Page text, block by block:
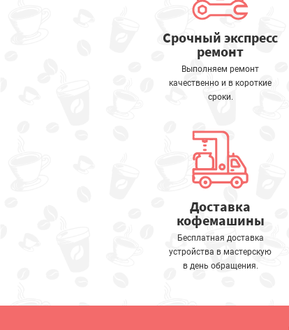
Срочный экспресс
ремонт
Выполняем ремонт
качественно и в короткие
сроки.
Доставка
кофемашины
Бесплатная доставка
устройства в мастерскую
в день обращения.